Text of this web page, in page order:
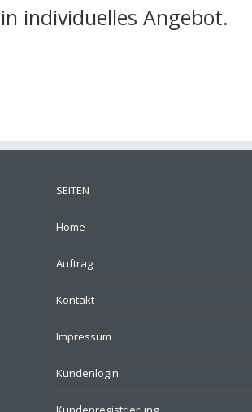
individuelles Angebot.
SEITEN
Home
Auftrag
Kontakt
Impressum
Kundenlogin